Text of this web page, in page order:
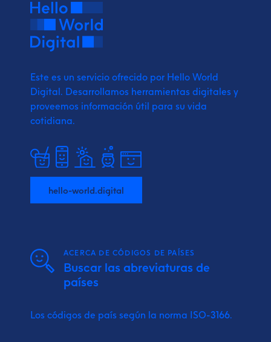
Este es un servicio ofrecido por Hello World
Digital. Desarrollamos herramientas digitales y
proveemos información útil para su vida
cotidiana.
hello-world.digital
ACERCA DE CÓDIGOS DE PAÍSES
Buscar las abreviaturas de
países
Los códigos de país según la norma ISO-3166.